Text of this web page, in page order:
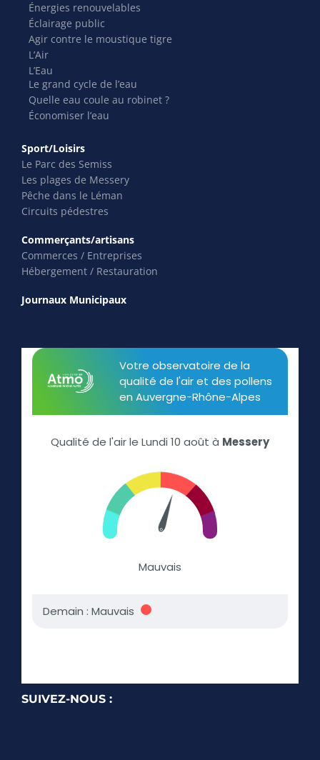
Énergies renouvelables
Éclairage public
Agir contre le moustique tigre
L’Air
L’Eau
Le grand cycle de l’eau
Quelle eau coule au robinet ?
Économiser l’eau
Sport/Loisirs
Le Parc des Semiss
Les plages de Messery
Pêche dans le Léman
Circuits pédestres
Commerçants/artisans
Commerces / Entreprises
Hébergement / Restauration
Journaux Municipaux
SUIVEZ-NOUS :